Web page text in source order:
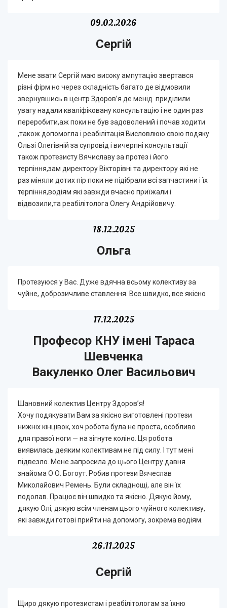
09.02.2026
Сергій
Мене звати Сергій маю високу ампутацію звертався
різні фірм но через складність багато де відмовили
звернувшись в центр Здоров’я де менід приділили
увагу надали кваліфіковану консультацію і не один раз
переробити,аж поки не був задоволений і почав ходити
,також допомогла і реабілітація.Висловлюю свою подяку
Ользі Олегівній за супровід і вичерпні консультації
також протезисту Вячиславу за протез і його
терпіння,зам директору Вікторівні та директору які не
раз міняли дотих пір поки не підібрали всі запчастини і їх
терпіння,водіям які завжди вчасно приїжали і
відвозили,та реабілітолога Олегу Андрійовичу.
18.12.2025
Ольга
Протезуюся у Вас. Дуже вдячна всьому колективу за
чуйне, доброзичливе ставлення. Все швидко, все якісно
17.12.2025
Професор КНУ імені Тараса
Шевченка
Вакуленко Олег Васильович
Шановний колектив Центру Здоров’я!
Хочу подякувати Вам за якісно виготовлені протези
нижніх кінцівок, хоч робота була не проста, особливо
для правої ноги — на зігнуте коліно. Ця робота
виявилась деяким колективам не під силу. І тут мені
підвезло. Мене запросила до цього Центру давня
знайома О О. Богоут. Робив протези Вячеслав
Миколайович Ремень. Були складнощі, але він їх
подолав. Працює він швидко та якісно. Дякую йому,
дякую Олі, дякую всім членам цього чуйного колективу,
які завжди готові прийти на допомогу, зокрема водіям.
26.11.2025
Сергій
Щиро дякую протезистам і реабілітологам за їхню